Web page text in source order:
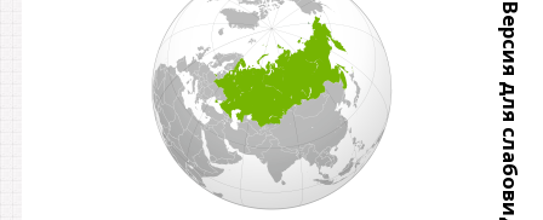
Версия для слабовидящих